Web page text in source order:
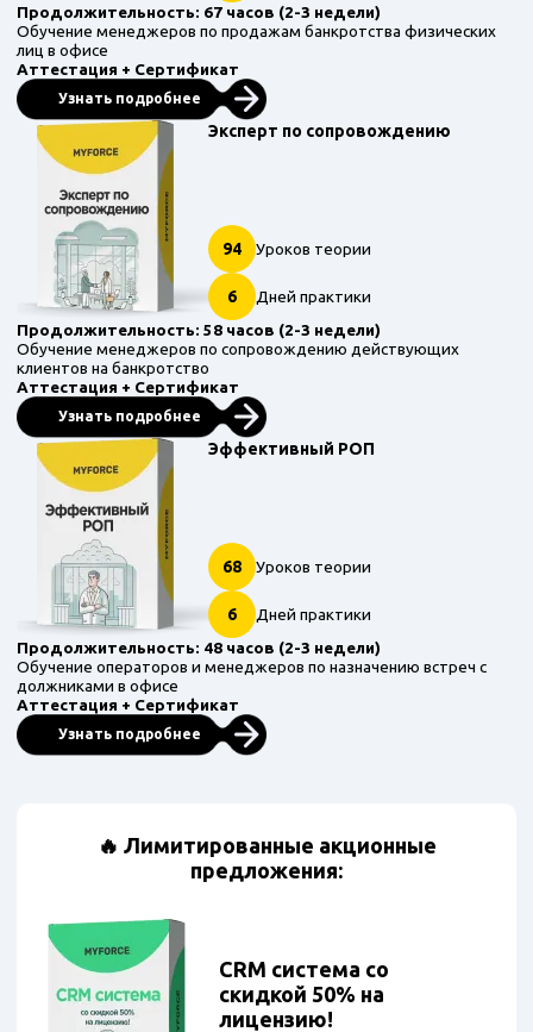
Продолжительность: 67 часов (2-3 недели)
Обучение менеджеров по продажам банкротства физических
лиц в офисе
Аттестация + Сертификат
Узнать подробнее
Эксперт по сопровождению
94 Уроков теории
6
Дней практики
Продолжительность: 58 часов (2-3 недели)
Обучение менеджеров по сопровождению действующих
клиентов на банкротство
Аттестация + Сертификат
Узнать подробнее
Эффективный РОП
68 Уроков теории
6
Дней практики
Продолжительность: 48 часов (2-3 недели)
Обучение операторов и менеджеров по назначению встреч с
должниками в офисе
Аттестация + Сертификат
Узнать подробнее
🔥 Лимитированные акционные
предложения:
CRM система со
скидкой 50% на
лицензию!